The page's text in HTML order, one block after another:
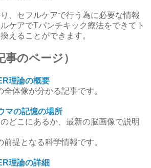
、セフルケアで行う為に必要な情報
ケアでTパンチキック療法をできてト
えることができます。
のページ）
理論の概要
全体像が分かる記事です。
の記憶の場所
どこにあるか、最新の脳画像で説明
前提となる科学情報です。
理論の詳細